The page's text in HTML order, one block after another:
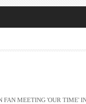
FAN MEETING 'OUR TIME'